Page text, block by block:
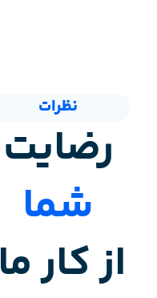
نظرات
رضایت
شما
از کار ما